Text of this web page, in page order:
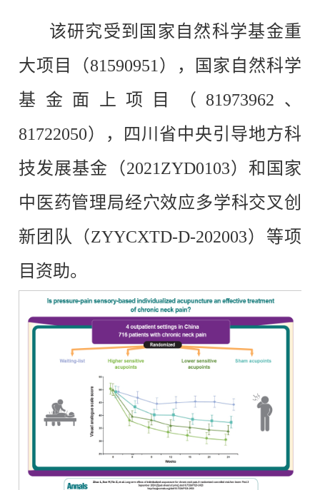
该研究受到国家自然科学基金重
大项目（81590951），国家自然科学
基金面上项目（81973962、
81722050），四川省中央引导地方科
技发展基金（2021ZYD0103）和国家
中医药管理局经穴效应多学科交叉创
新团队（ZYYCXTD-D-202003）等项
目资助。